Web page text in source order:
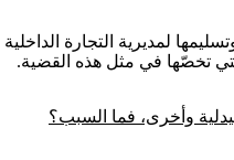
لمديرية التجارة الداخلية
تخصّها في مثل هذه القضية.
وأخرى، فما السبب؟